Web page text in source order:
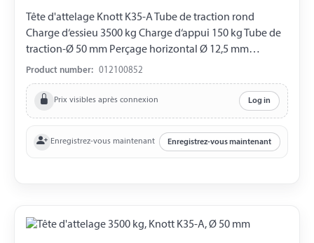
Tête d'attelage Knott K35-A Tube de traction rond
Charge d‘essieu 3500 kg Charge d‘appui 150 kg Tube de
traction-Ø 50 mm Perçage horizontal Ø 12,5 mm
Perçage vertical Ø 12,5 mm Distance entre les Perçages
40 mm
Product number: 012100852
Prix visibles après connexion Log in
Enregistrez-vous maintenant Enregistrez-vous maintenant